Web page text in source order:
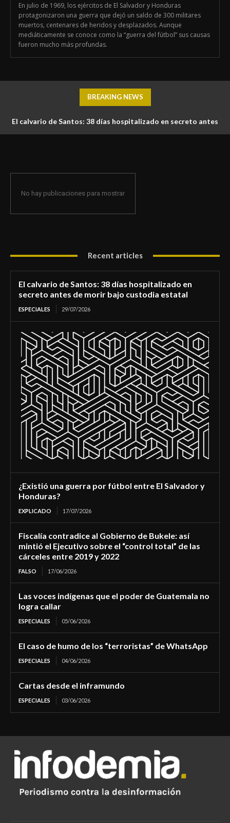
En julio de 1969, los ejércitos de El Salvador y Honduras
protagonizaron una guerra que dejó un saldo de 300 militares
muertos, centenares de heridos y desplazados. Aunque
mediáticamente se conoce como la “guerra del fútbol” sus causas
fueron mucho más profundas.
BREAKING NEWS
El calvario de Santos: 38 días hospitalizado en secreto antes
No hay publicaciones para mostrar
Recent articles
El calvario de Santos: 38 días hospitalizado en
secreto antes de morir bajo custodia estatal
ESPECIALES 29/07/2026
¿Existió una guerra por fútbol entre El Salvador y
Honduras?
EXPLICADO 17/07/2026
Fiscalía contradice al Gobierno de Bukele: así
mintió el Ejecutivo sobre el “control total” de las
cárceles entre 2019 y 2022
FALSO 17/06/2026
Las voces indígenas que el poder de Guatemala no
logra callar
ESPECIALES 05/06/2026
El caso de humo de los “terroristas” de WhatsApp
ESPECIALES 04/06/2026
Cartas desde el inframundo
ESPECIALES 03/06/2026